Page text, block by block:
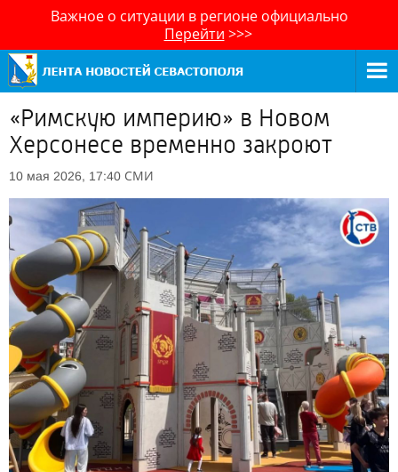
Важное о ситуации в регионе официально
Перейти >>>
«Римскую империю» в Новом
Херсонесе временно закроют
10 мая 2026, 17:40 СМИ